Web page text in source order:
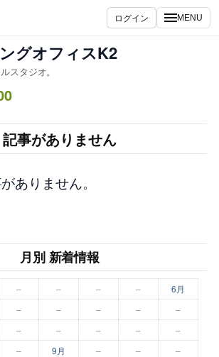
ログイン MENU
グオフィスK2
スタジオ。
記事がありません
ありません。
月別 新着情報
– – – –
6月
– – – – –
– – – –
–
– 9月 – – –